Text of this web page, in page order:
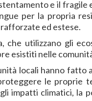
e il
per la propria
ed estese.
che utilizzano gli
esistiti nelle
locali hanno
le proprie
impatti climatici, la